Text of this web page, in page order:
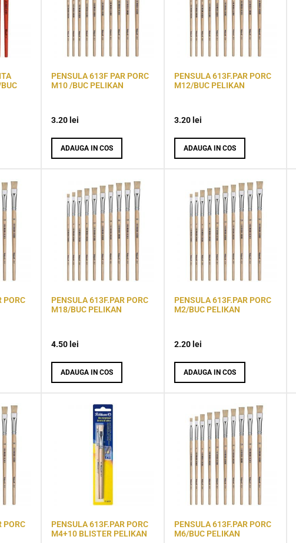
PENSULA 613F PAR PORC
M10 /BUC PELIKAN
3.20 lei
ADAUGA IN COS
PENSULA 613F.PAR PORC
M12/BUC PELIKAN
3.20 lei
ADAUGA IN COS
PORC
PENSULA 613F.PAR PORC
M18/BUC PELIKAN
4.50 lei
ADAUGA IN COS
PENSULA 613F.PAR PORC
M2/BUC PELIKAN
2.20 lei
ADAUGA IN COS
PORC
PENSULA 613F.PAR PORC
M4+10 BLISTER PELIKAN
PENSULA 613F.PAR PORC
M6/BUC PELIKAN